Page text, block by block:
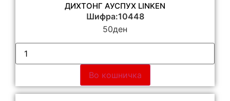
ДИХТОНГ АУСПУХ LINKEN
Шифра:10448
50ден
Во кошничка